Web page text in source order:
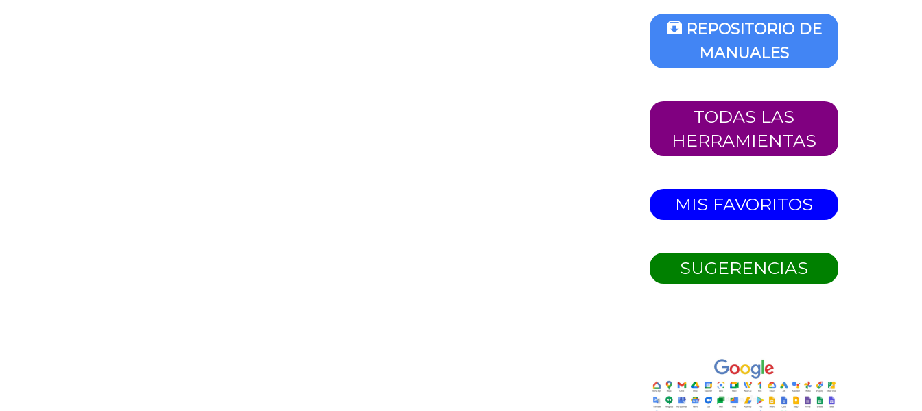
REPOSITORIO DE
MANUALES
TODAS LAS
HERRAMIENTAS
MIS FAVORITOS
SUGERENCIAS